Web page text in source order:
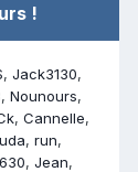
!
Jack3130
Nounours
Cannelle
run
Jean